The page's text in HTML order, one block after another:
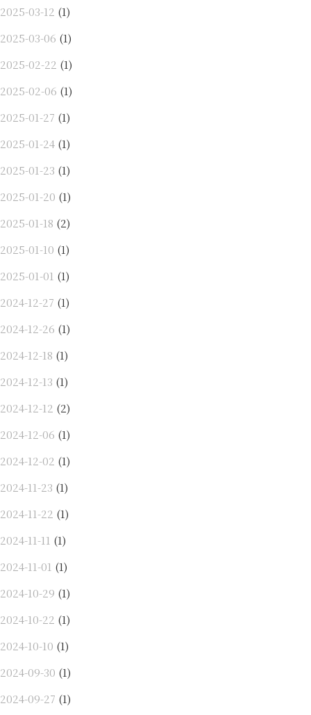
2025-03-12 (1)
2025-03-06 (1)
2025-02-22 (1)
2025-02-06 (1)
2025-01-27 (1)
2025-01-24 (1)
2025-01-23 (1)
2025-01-20 (1)
2025-01-18 (2)
2025-01-10 (1)
2025-01-01 (1)
2024-12-27 (1)
2024-12-26 (1)
2024-12-18 (1)
2024-12-13 (1)
2024-12-12 (2)
2024-12-06 (1)
2024-12-02 (1)
2024-11-23 (1)
2024-11-22 (1)
2024-11-11 (1)
2024-11-01 (1)
2024-10-29 (1)
2024-10-22 (1)
2024-10-10 (1)
2024-09-30 (1)
2024-09-27 (1)